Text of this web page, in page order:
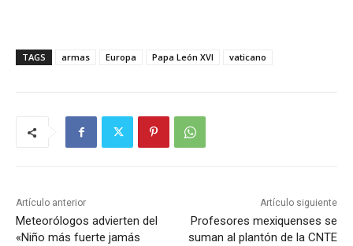
TAGS armas Europa Papa León XVI vaticano
Artículo anterior
Meteorólogos advierten del
«Niño más fuerte jamás
Artículo siguiente
Profesores mexiquenses se
suman al plantón de la CNTE